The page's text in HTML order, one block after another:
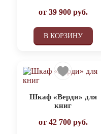
от 39 900руб.
В КОРЗИНУ
Шкаф «Верди» для
книг
от 42 700руб.